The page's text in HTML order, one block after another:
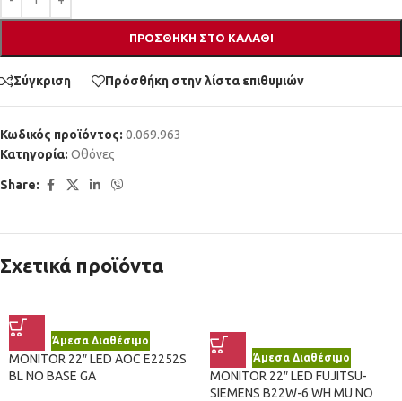
ΠΡΟΣΘΉΚΗ ΣΤΟ ΚΑΛΆΘΙ
Σύγκριση Πρόσθήκη στην λίστα επιθυμιών
Κωδικός προϊόντος: 0.069.963
Κατηγορία: Οθόνες
Share:
Σχετικά προϊόντα
Άμεσα Διαθέσιμο
MONITOR 22″ LED AOC E2252S
BL NO BASE GA
Άμεσα Διαθέσιμο
MONITOR 22″ LED FUJITSU-
SIEMENS B22W-6 WH MU NO